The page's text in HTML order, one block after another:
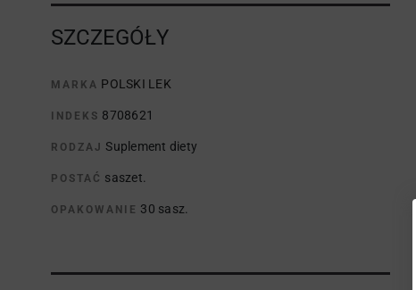
SZCZEGÓŁY
MARKA POLSKI LEK
INDEKS 8708621
RODZAJ Suplement diety
POSTAĆ saszet.
OPAKOWANIE 30 sasz.